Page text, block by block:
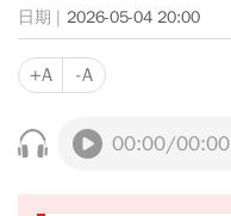
2026-05-04 20:00
+A -A
00:00/00:00